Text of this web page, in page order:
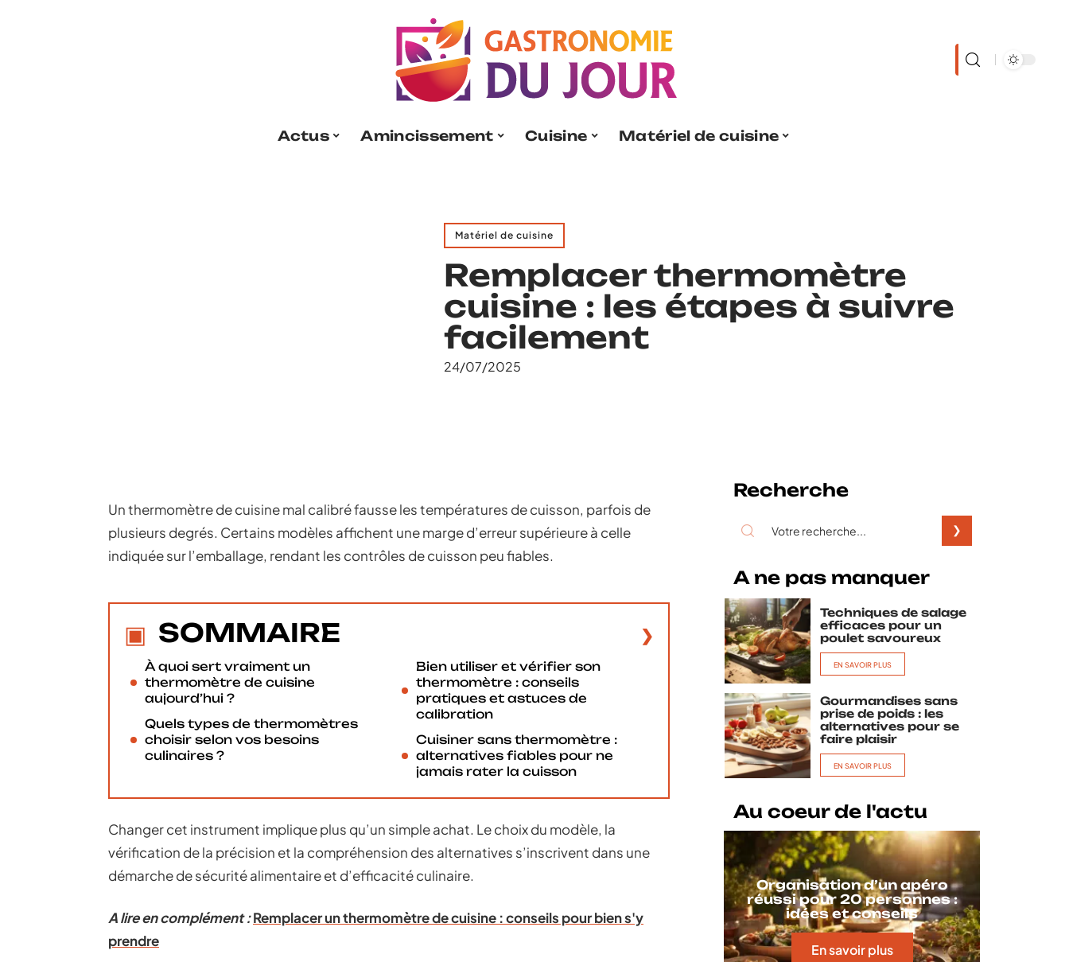
Actus Amincissement Cuisine Matériel de cuisine
Matériel de cuisine
Remplacer thermomètre
cuisine : les étapes à suivre
facilement
24/07/2025
Un thermomètre de cuisine mal calibré fausse les températures de cuisson, parfois de
plusieurs degrés. Certains modèles affichent une marge d’erreur supérieure à celle
indiquée sur l’emballage, rendant les contrôles de cuisson peu fiables.
SOMMAIRE
À quoi sert vraiment un
thermomètre de cuisine
aujourd’hui ?
Quels types de thermomètres
choisir selon vos besoins
culinaires ?
Bien utiliser et vérifier son
thermomètre : conseils
pratiques et astuces de
calibration
Cuisiner sans thermomètre :
alternatives fiables pour ne
jamais rater la cuisson
Changer cet instrument implique plus qu’un simple achat. Le choix du modèle, la
vérification de la précision et la compréhension des alternatives s’inscrivent dans une
démarche de sécurité alimentaire et d’efficacité culinaire.
A lire en complément :Remplacer un thermomètre de cuisine : conseils pour bien s'y
prendre
Recherche
A ne pas manquer
Techniques de salage
efficaces pour un
poulet savoureux
EN SAVOIR PLUS
Gourmandises sans
prise de poids : les
alternatives pour se
faire plaisir
EN SAVOIR PLUS
Au coeur de l'actu
Organisation d’un apéro
réussi pour 20 personnes :
idées et conseils
En savoir plus